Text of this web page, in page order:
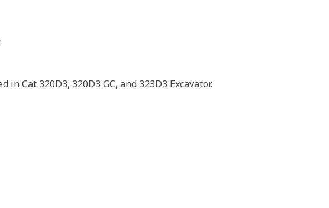
Cat 320D3, 320D3 GC, and 323D3 Excavator.